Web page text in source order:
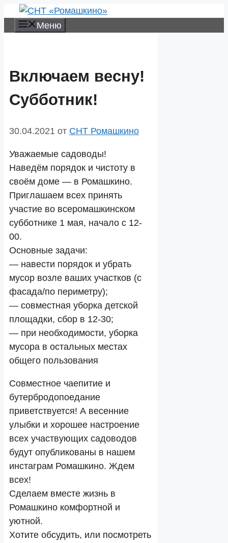
Перейти
Меню
Включаем весну!
Субботник!
30.04.2021 от СНТ Ромашкино
Уважаемые садоводы!
Наведëм порядок и чистоту в
своём доме — в Ромашкино.
Приглашаем всех принять
участие во всеромашкинском
субботнике 1 мая, начало с 12-
00.
Основные задачи:
— навести порядок и убрать
мусор возле ваших участков (с
фасада/по периметру);
— совместная уборка детской
площадки, сбор в 12-30;
— при необходимости, уборка
мусора в остальных местах
общего пользования
Совместное чаепитие и
бутербродопоедание
приветствуется! А весенние
улыбки и хорошее настроение
всех участвующих садоводов
будут опубликованы в нашем
инстаграм Ромашкино. Ждем
всех!
Сделаем вместе жизнь в
Ромашкино комфортной и
уютной.
Хотите обсудить, или посмотреть